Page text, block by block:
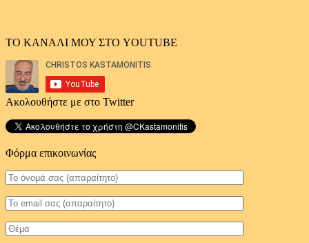
ΤΟ ΚΑΝΑΛΙ ΜΟΥ ΣΤΟ YOUTUBE
Ακολουθήστε με στο Twitter
Φόρμα επικοινωνίας